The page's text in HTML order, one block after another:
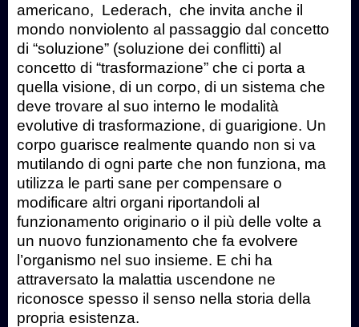
americano, Lederach, che invita anche il
mondo nonviolento al passaggio dal concetto
di “soluzione” (soluzione dei conflitti) al
concetto di “trasformazione” che ci porta a
quella visione, di un corpo, di un sistema che
deve trovare al suo interno le modalità
evolutive di trasformazione, di guarigione. Un
corpo guarisce realmente quando non si va
mutilando di ogni parte che non funziona, ma
utilizza le parti sane per compensare o
modificare altri organi riportandoli al
funzionamento originario o il più delle volte a
un nuovo funzionamento che fa evolvere
l’organismo nel suo insieme. E chi ha
attraversato la malattia uscendone ne
riconosce spesso il senso nella storia della
propria esistenza.